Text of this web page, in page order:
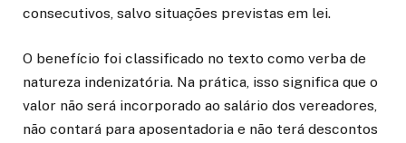
consecutivos, salvo situações previstas em lei.
O benefício foi classificado no texto como verba de
natureza indenizatória. Na prática, isso significa que o
valor não será incorporado ao salário dos vereadores,
não contará para aposentadoria e não terá descontos